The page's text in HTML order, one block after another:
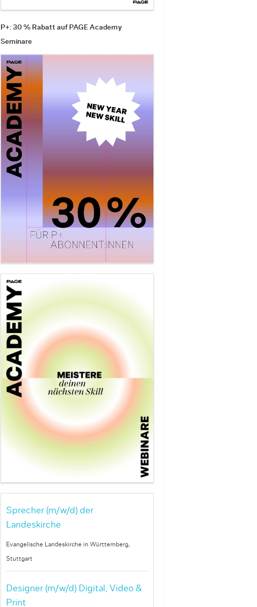
P+: 30 % Rabatt auf PAGE Academy
Seminare
Sprecher (m/w/d) der
Landeskirche
Evangelische Landeskirche in Württemberg,
Stuttgart
Designer (m/w/d) Digital, Video &
Print